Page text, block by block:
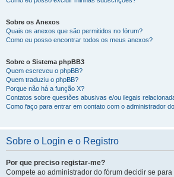
Sobre os Anexos
Quais os anexos que são permitidos no fórum?
Como eu posso encontrar todos os meus anexos?
Sobre o Sistema phpBB3
Quem escreveu o phpBB?
Quem traduziu o phpBB?
Porque não há a função X?
Contatos sobre questões abusivas e/ou ilegais
Como faço para entrar em contato com o administrador
Sobre o Login e o Registro
Por que preciso registar-me?
Compete ao administrador do fórum decidir se